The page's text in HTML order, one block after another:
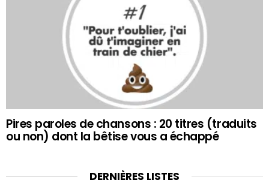
Pires paroles de chansons : 20 titres (traduits
ou non) dont la bêtise vous a échappé
DERNIÈRES LISTES